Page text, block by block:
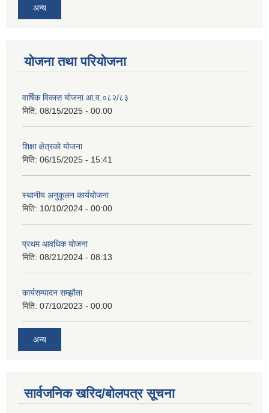
अन्य
योजना तथा परियोजना
वार्षिक विकास योजना आ.व.०८२/८३
मिति: 08/15/2025 - 00:00
शिक्षा क्षेत्रको योजना
मिति: 06/15/2025 - 15:41
स्थानीय अनुकूलन कार्ययोजना
मिति: 10/10/2024 - 00:00
प्रथम आवधिक योजना
मिति: 08/21/2024 - 08:13
कार्यसम्पादन सम्झौता
मिति: 07/10/2023 - 00:00
अन्य
सार्वजनिक खरिद/बोलपत्र सूचना